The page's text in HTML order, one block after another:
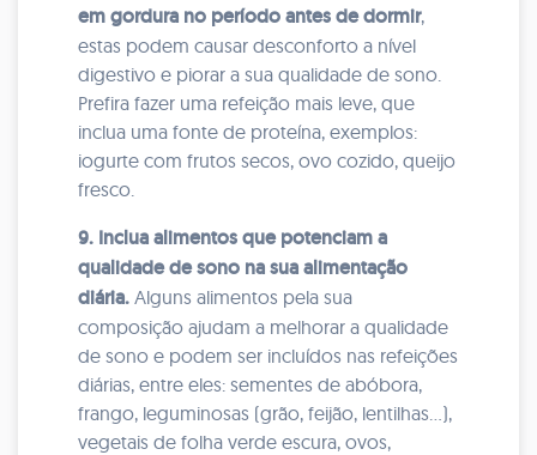
em gordura no período antes de dormir,
estas podem causar desconforto a nível
digestivo e piorar a sua qualidade de sono.
Prefira fazer uma refeição mais leve, que
inclua uma fonte de proteína, exemplos:
iogurte com frutos secos, ovo cozido, queijo
fresco.
9. Inclua alimentos que potenciam a
qualidade de sono na sua alimentação
diária. Alguns alimentos pela sua
composição ajudam a melhorar a qualidade
de sono e podem ser incluídos nas refeições
diárias, entre eles: sementes de abóbora,
frango, leguminosas (grão, feijão, lentilhas...),
vegetais de folha verde escura, ovos,